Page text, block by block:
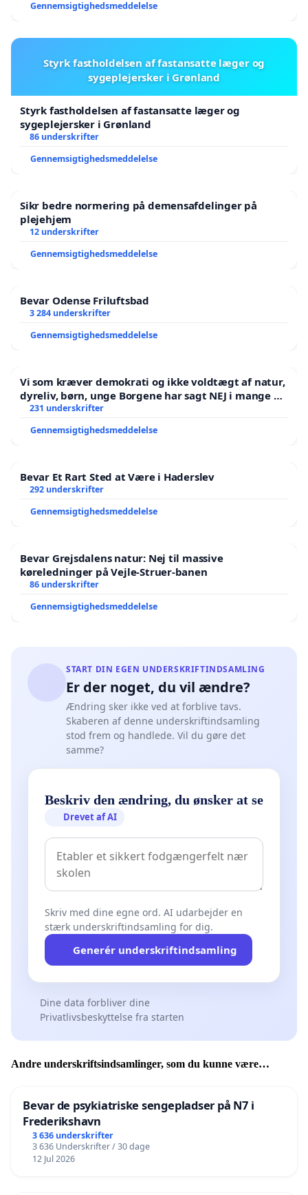
Gennemsigtighedsmeddelelse
Styrk fastholdelsen af fastansatte læger og
sygeplejersker i Grønland
Styrk fastholdelsen af fastansatte læger og
sygeplejersker i Grønland
86 underskrifter
Gennemsigtighedsmeddelelse
Sikr bedre normering på demensafdelinger på
plejehjem
12 underskrifter
Gennemsigtighedsmeddelelse
Bevar Odense Friluftsbad
3 284 underskrifter
Gennemsigtighedsmeddelelse
Vi som kræver demokrati og ikke voldtægt af natur,
dyreliv, børn, unge Borgene har sagt NEJ i mange år.
Der er
231 underskrifter
Gennemsigtighedsmeddelelse
Bevar Et Rart Sted at Være i Haderslev
292 underskrifter
Gennemsigtighedsmeddelelse
Bevar Grejsdalens natur: Nej til massive
køreledninger på Vejle-Struer-banen
86 underskrifter
Gennemsigtighedsmeddelelse
START DIN EGEN UNDERSKRIFTINDSAMLING
Er der noget, du vil ændre?
Ændring sker ikke ved at forblive tavs.
Skaberen af denne underskriftindsamling
stod frem og handlede. Vil du gøre det
samme?
Beskriv den ændring, du ønsker at se
Drevet af AI
Skriv med dine egne ord. AI udarbejder en
stærk underskriftindsamling for dig.
Generér underskriftindsamling
Dine data forbliver dine
Privatlivsbeskyttelse fra starten
Andre underskriftsindsamlinger, som du kunne være
Bevar de psykiatriske sengepladser på N7 i
Frederikshavn
3 636 underskrifter
3 636 Underskrifter / 30 dage
12 Jul 2026